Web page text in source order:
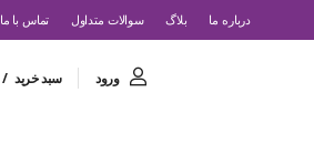
درباره ما بلاگ سوالات متداول تماس با ما
ورود سبد خرید